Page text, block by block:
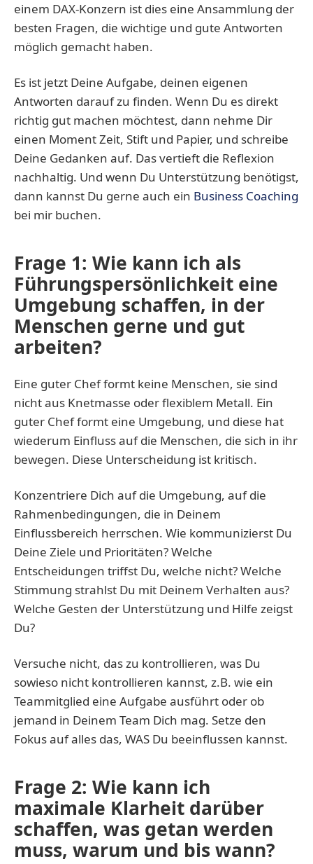
einem DAX-Konzern ist dies eine Ansammlung der
besten Fragen, die wichtige und gute Antworten
möglich gemacht haben.
Es ist jetzt Deine Aufgabe, deinen eigenen
Antworten darauf zu finden. Wenn Du es direkt
richtig gut machen möchtest, dann nehme Dir
einen Moment Zeit, Stift und Papier, und schreibe
Deine Gedanken auf. Das vertieft die Reflexion
nachhaltig. Und wenn Du Unterstützung benötigst,
dann kannst Du gerne auch ein Business Coaching
bei mir buchen.
Frage 1: Wie kann ich als
Führungspersönlichkeit eine
Umgebung schaffen, in der
Menschen gerne und gut
arbeiten?
Eine guter Chef formt keine Menschen, sie sind
nicht aus Knetmasse oder flexiblem Metall. Ein
guter Chef formt eine Umgebung, und diese hat
wiederum Einfluss auf die Menschen, die sich in ihr
bewegen. Diese Unterscheidung ist kritisch.
Konzentriere Dich auf die Umgebung, auf die
Rahmenbedingungen, die in Deinem
Einflussbereich herrschen. Wie kommunizierst Du
Deine Ziele und Prioritäten? Welche
Entscheidungen triffst Du, welche nicht? Welche
Stimmung strahlst Du mit Deinem Verhalten aus?
Welche Gesten der Unterstützung und Hilfe zeigst
Du?
Versuche nicht, das zu kontrollieren, was Du
sowieso nicht kontrollieren kannst, z.B. wie ein
Teammitglied eine Aufgabe ausführt oder ob
jemand in Deinem Team Dich mag. Setze den
Fokus auf alles das, WAS Du beeinflussen kannst.
Frage 2: Wie kann ich
maximale Klarheit darüber
schaffen, was getan werden
muss, warum und bis wann?